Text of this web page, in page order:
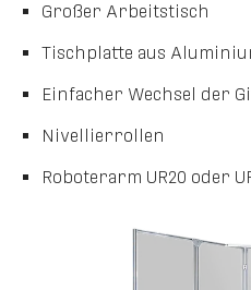
Großer Arbeitstisch
Tischplatte aus
Einfacher Wechsel der
Nivellierrollen
Roboterarm UR20 oder